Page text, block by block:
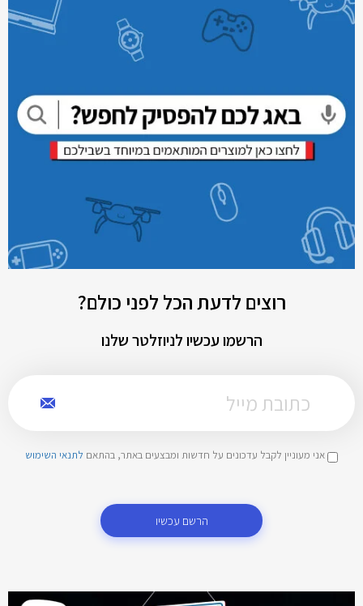
רוצים לדעת הכל לפני כולם?
הרשמו עכשיו לניוזלטר שלנו
אני מעוניין לקבל עדכונים על חדשות ומבצעים באתר, בהתאם לתנאי השימוש
הרשם עכשיו